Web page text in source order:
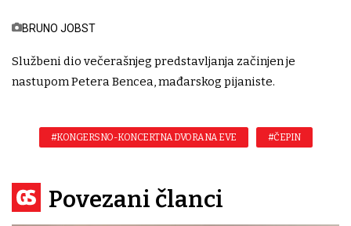
BRUNO JOBST
Službeni dio večerašnjeg predstavljanja začinjen je
nastupom Petera Bencea, mađarskog pijaniste.
#KONGERSNO-KONCERTNA DVORANA EVE #ČEPIN
Povezani članci